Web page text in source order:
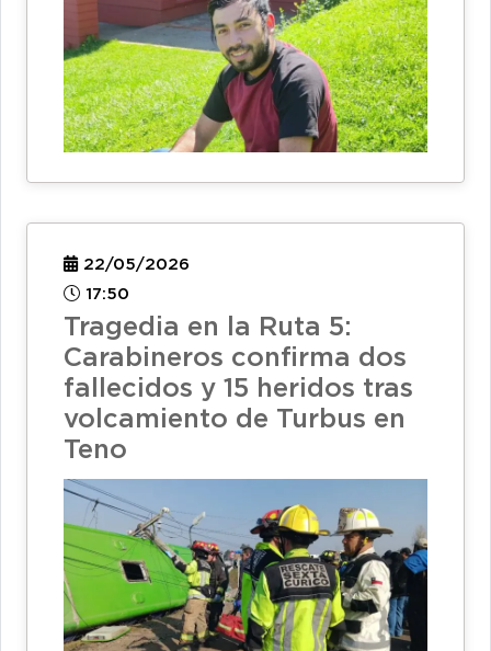
22/05/2026
17:50
Tragedia en la Ruta 5:
Carabineros confirma dos
fallecidos y 15 heridos tras
volcamiento de Turbus en
Teno